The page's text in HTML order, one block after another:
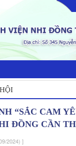
“SẮC CAM
ĐỒNG CẦN
2024) ]